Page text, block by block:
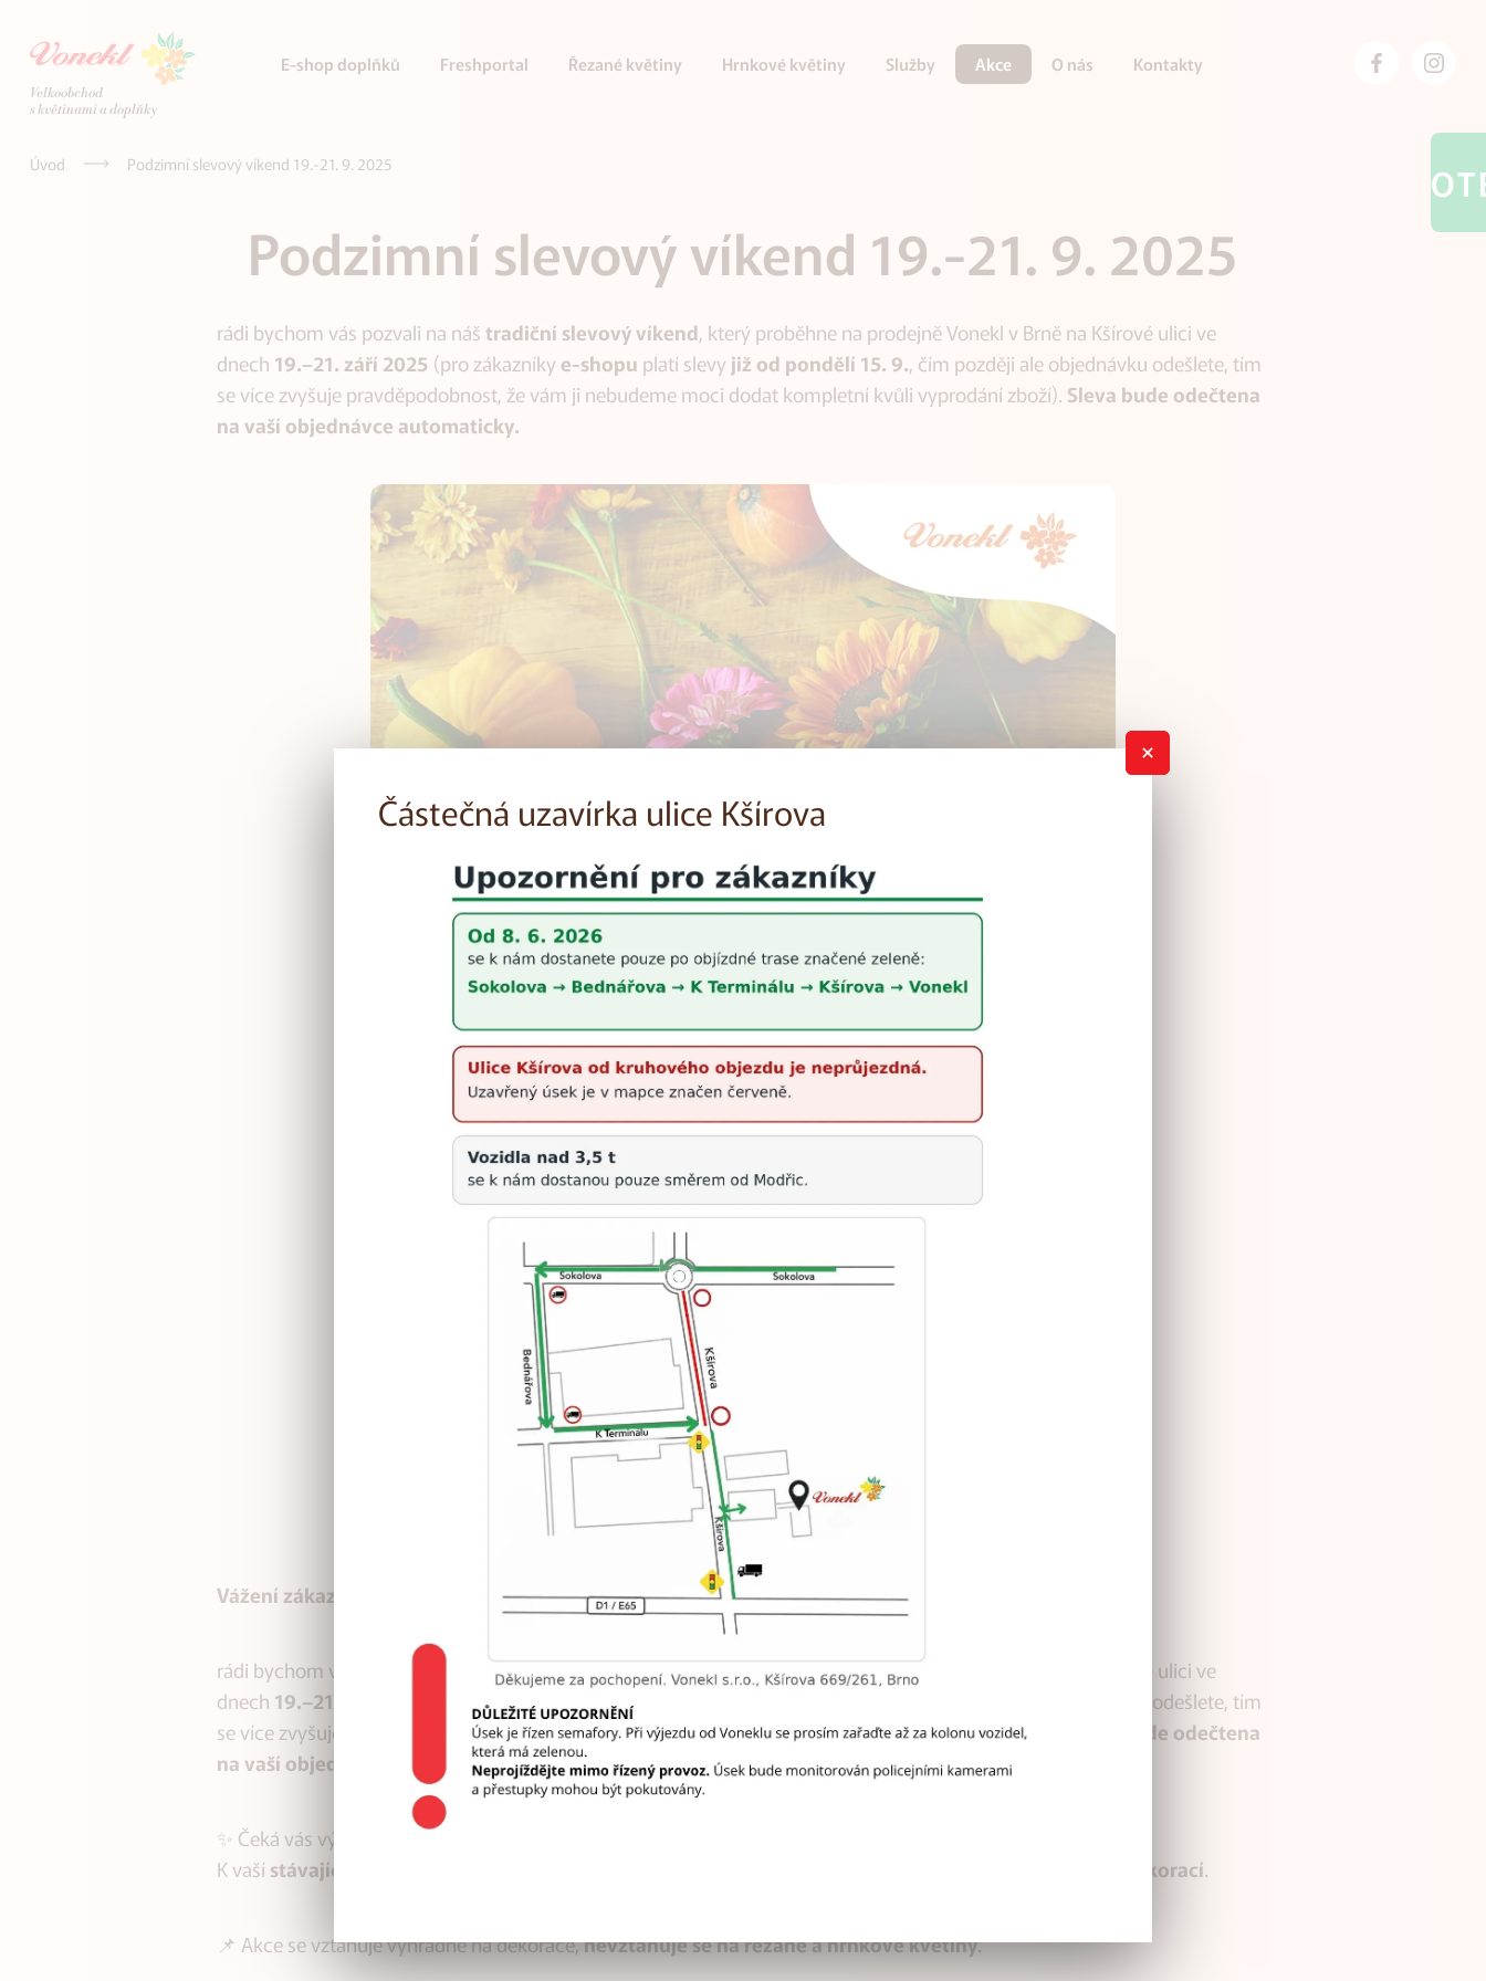
Velkoobchod
s květinami a doplňky
E-shop doplňků Freshportal Řezané květiny Hrnkové květiny Služby Akce O nás Kontakty
Úvod Podzimní slevový víkend 19.-21. 9. 2025
Podzimní slevový víkend 19.-21. 9. 2025
rádi bychom vás pozvali na náštradiční slevový víkend, který proběhne na prodejně Vonekl v Brně na Kšírové ulici ve
dnech 19.–21. září 2025 (pro zákazníky e-shopu platí slevy již od pondělí 15. 9., čím později ale objednávku odešlete, tím
se více zvyšuje pravděpodobnost, že vám ji nebudeme moci dodat kompletní kvůli vyprodání zboží). Sleva bude odečtena
na vaší objednávce automaticky.
Vážení zákazníci, obchodní partneři a milovníci krásných dekorací,
rádi bychom vás pozvali na náš tradiční slevový víkend, který proběhne na prodejně Vonekl v Brně na Kšírové ulici ve
dnech 19.–21. září 2025 (pro zákazníky e-shopu
, čím později ale objednávku odešlete, tím
se více zvyšuje pravděpodobnost, že vám ji nebudeme moci dodat kompletní kvůli vyprodání zboží).
Sleva bude odečtena
na vaší objednávce automaticky.
✨ Čeká vás výjimečná příležitost doplnit si zásoby dekorací za ještě lepší ceny.
K vaší stávající zákaznické slevě další zvýhodnění – extra 7 % navíc na veškerý sortiment dekorací.
📌 Akce se vztahuje výhradně na dekorace,nevztahuje se na řezané a hrnkové květiny.
Částečná uzavírka ulice Kšírova